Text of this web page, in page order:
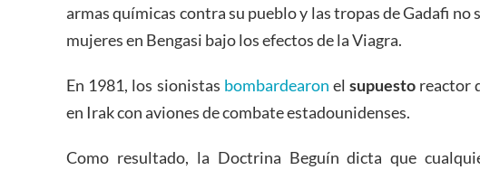
armas químicas contra su pueblo y las tropas de Gadafi no
mujeres en Bengasi bajo los efectos de la Viagra.
En 1981, los sionistas bombardearon elsupuesto reactor
en Irak con aviones de combate estadounidenses.
Como resultado, la Doctrina Beguín dicta que